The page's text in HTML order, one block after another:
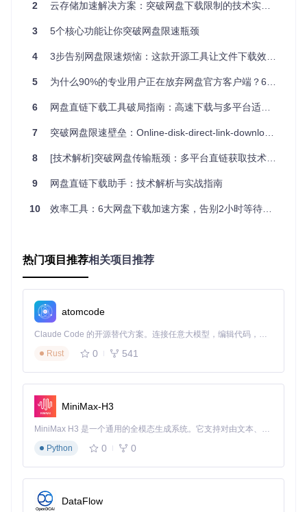
通过特殊算法解析被加密的真实资源链接，这个过程就像
绕开平台的限速机制，让文件通过本地网络直接下载，相
下载效率较传统方式提高4-8倍，且全程无需安装客户端，内
文件，但非会员账号速度被限制在100KB/s，一个5GB的文件
安装工具后，在文件页面点击"直链解析"按钮，2秒内获取
高速链接
构
实测下载速度提升至3MB/s，5GB文件17分钟完成，效率提
升480%
故事二：程序员小李的阿里云盘免客户端方案
用户困境
文档却无法安装阿里云盘客户端。
解决方案 ：
工具模拟移动端API调用，直接生成下载链接
配合浏览器自带下载管理器支持断点续传
故事三：教师张老师的天翼云盘教育网优化
用户困境
经常解析失败。
2 云存储加速解决方案：突破网盘下载限制的技术实现与应用指南
3 5个核心功能让你突破网盘限速瓶颈
4 3步告别网盘限速烦恼：这款开源工具让文件下载效率提升300%
5 为什么90%的专业用户正在放弃网盘官方客户端？6大云盘直链工具实测效率提升300%
6 网盘直链下载工具破局指南：高速下载与多平台适配的效率革命
7 突破网盘限速壁垒：Online-disk-direct-link-download-assistant全攻略
8 [技术解析]突破网盘传输瓶颈：多平台直链获取技术完全指南
9 网盘直链下载助手：技术解析与实战指南
10 效率工具：6大网盘下载加速方案，告别2小时等待的直链解析神器
热门项目推荐相关项目推荐
atomcode
Claude Code 的开源替代方案。连接任意大模型，编辑代码，运行命令，自动验证 — 全自动执行。用 Rust 构建，极致性能。 ｜ An open-source alternative to Claude Code. Connect any LLM, edit code, run commands, and verify changes — autonomously. Built in Rust for speed. Get Started
Rust
0 541
MiniMax-H3
MiniMax H3 是一个通用的全模态生成系统。它支持对由文本、图像、视频和音频组成的多模态上下文进行统一理解，并能生成分辨率高达 2K、时长可达 15 秒的带原生立体声音频的视频。得益于面向任务泛化的系统设计，H3 在预训练阶段就已具备广泛的多模态上下文理解与生成能力，能够出色地执行复杂的多模态指令。
Python
0 0
DataFlow